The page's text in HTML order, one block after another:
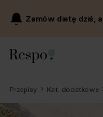
Zamów dietę dziś,
Przepisy Kat. dodatkowe